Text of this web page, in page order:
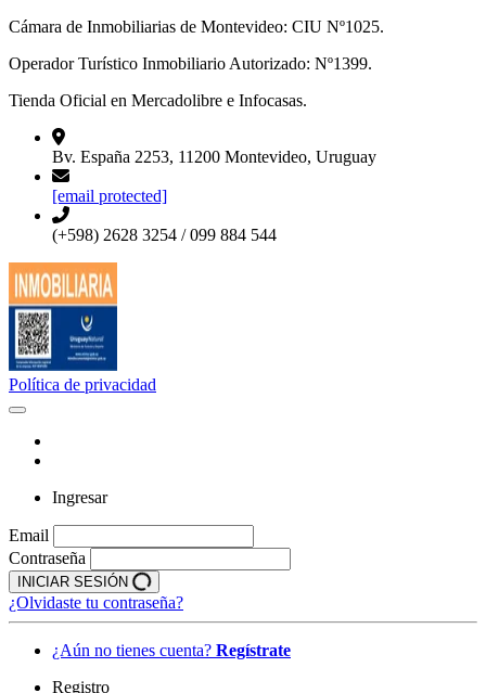
Cámara de Inmobiliarias de Montevideo: CIU Nº1025.
Operador Turístico Inmobiliario Autorizado: Nº1399.
Tienda Oficial en Mercadolibre e Infocasas.
Bv. España 2253, 11200 Montevideo, Uruguay
[email protected]
(+598) 2628 3254 / 099 884 544
Política de privacidad
Ingresar
Email
Contraseña
INICIAR SESIÓN
¿Olvidaste tu contraseña?
¿Aún no tienes cuenta? Regístrate
Registro